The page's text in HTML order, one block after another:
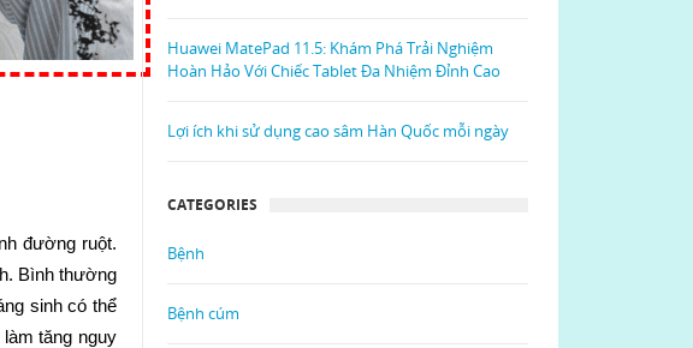
đường ruột.
Bình thường
sinh có thể
tăng nguy
Huawei MatePad 11.5: Khám Phá Trải Nghiệm
Hoàn Hảo Với Chiếc Tablet Đa Nhiệm Đỉnh Cao
Lợi ích khi sử dụng cao sâm Hàn Quốc mỗi ngày
CATEGORIES
Bệnh
Bệnh cúm